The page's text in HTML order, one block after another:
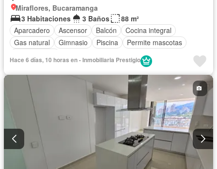
Miraflores, Bucaramanga
3 Habitaciones
3 Baños
88 m²
Aparcadero
Ascensor Balcón
Cocina integral
Gas natural
Gimnasio Piscina
Permite mascotas
Hace 6 días, 10 horas en - Inmobiliaria Prestigio